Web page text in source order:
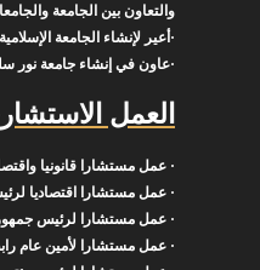
والتعاون بين الجامعة
·أعير لإنشاء الجامعة الإسلامية العالمية بإسلام آباد عام 1979م، عقب إعلان باكستان تطبيق
·عاون في إنشاء جامعة نور
العمل
· عمل مستشارا قانونيا
· عمل مستشارا اقتصاديا
· عمل مستشارا لرئيس
· عمل مستشارا لأمين عام